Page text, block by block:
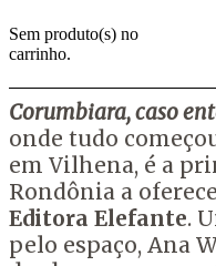
Sem produto(s) no
carrinho.
Corumbiara, caso
onde tudo
em Vilhena, é a
Rondônia a
Editora Elefante.
pelo espaço, Ana